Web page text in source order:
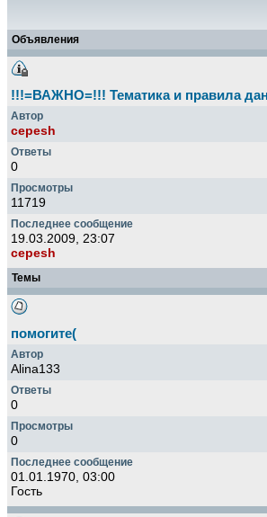
Объявления
!!!=ВАЖНО=!!! Тематика и правила
cepesh
0
11719
19.03.2009, 23:07
cepesh
Темы
помогите(
Alina133
0
0
01.01.1970, 03:00
Гость